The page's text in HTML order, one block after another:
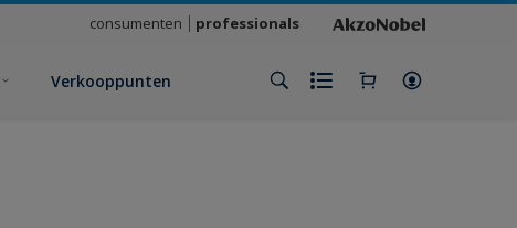
consumenten professionals
Verkooppunten